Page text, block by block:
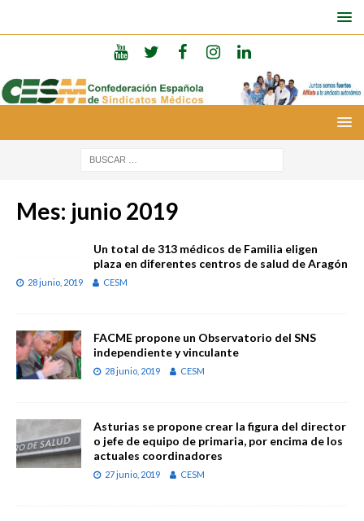
Mes: junio 2019
Un total de 313 médicos de Familia eligen
plaza en diferentes centros de salud de Aragón
28 junio, 2019 CESM
FACME propone un Observatorio del SNS
independiente y vinculante
28 junio, 2019 CESM
Asturias se propone crear la figura del director
o jefe de equipo de primaria, por encima de los
actuales coordinadores
27 junio, 2019 CESM